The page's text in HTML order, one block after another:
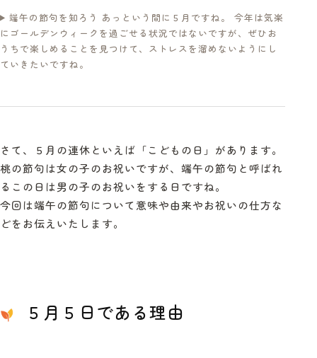
端午の節句を知ろう あっという間に５月ですね。 今年は気楽
にゴールデンウィークを過ごせる状況ではないですが、ぜひお
うちで楽しめることを見つけて、ストレスを溜めないようにし
ていきたいですね。
さて、５月の連休といえば「こどもの日」があります。
桃の節句は女の子のお祝いですが、端午の節句と呼ばれ
るこの日は男の子のお祝いをする日ですね。
今回は端午の節句について意味や由来やお祝いの仕方な
どをお伝えいたします。
５月５日である理由